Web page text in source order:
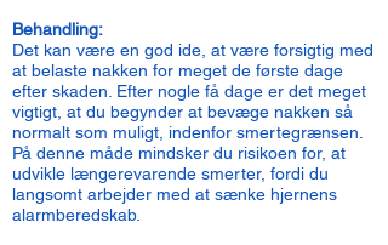
Behandling:
Det kan være en god ide, at være forsigtig med
at belaste nakken for meget de første dage
efter skaden. Efter nogle få dage er det meget
vigtigt, at du begynder at bevæge nakken så
normalt som muligt, indenfor smertegrænsen.
På denne måde mindsker du risikoen for, at
udvikle længerevarende smerter, fordi du
langsomt arbejder med at sænke hjernens
alarmberedskab.